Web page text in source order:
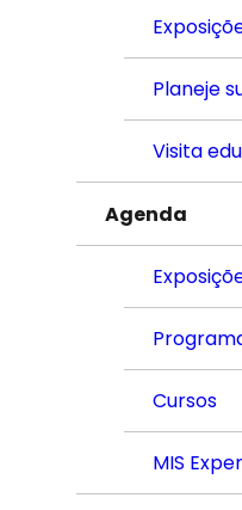
Planeje
Visita
Agenda
Cursos
MIS